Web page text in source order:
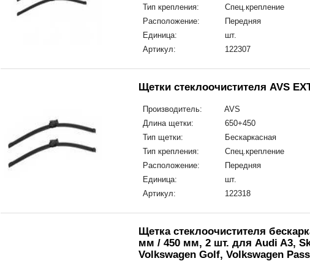
Тип крепления:
Спец.крепление
Расположение:
Передняя
Единица:
шт.
Артикул:
122307
Щетки стеклоочистителя AVS
Производитель:
AVS
Длина щетки:
650+450
Тип щетки:
Бескаркасная
Тип крепления:
Спец.крепление
Расположение:
Передняя
Единица:
шт.
Артикул:
122318
Щетка стеклоочистителя
мм / 450 мм, 2 шт. для Audi A3,
Volkswagen Golf, Volkswagen